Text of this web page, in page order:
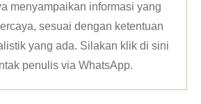
menyampaikan informasi yang
sesuai dengan ketentuan
yang ada. Silakan klikdi sini
penulis via WhatsApp.